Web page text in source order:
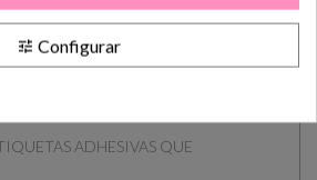
o Blanco (INDICAR COLOR EN
EL PEDIDO" EN EL CARRITO DE LA
ADHESIVAS QUE
tune Configurar